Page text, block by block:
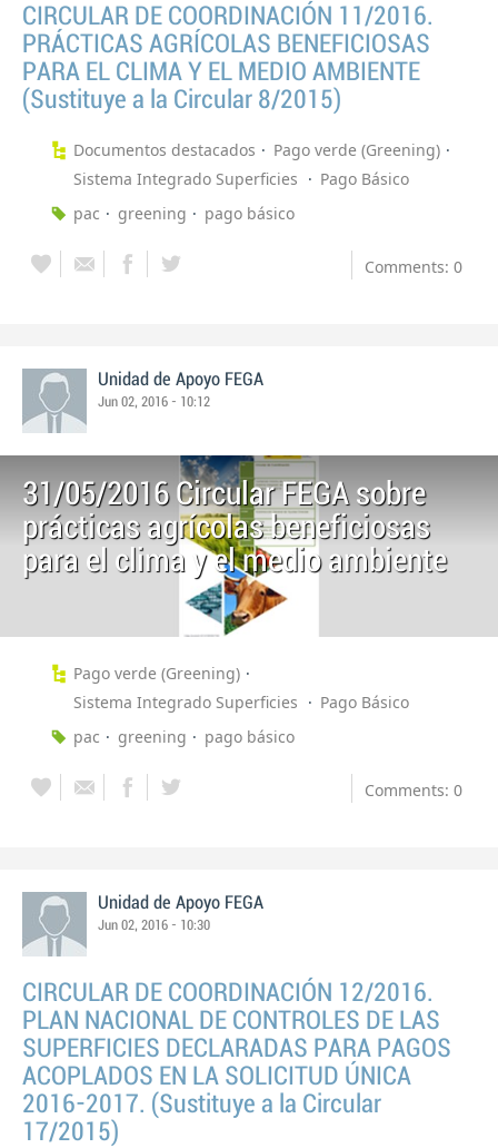
CIRCULAR DE COORDINACIÓN 11/2016.
PRÁCTICAS AGRÍCOLAS BENEFICIOSAS
PARA EL CLIMA Y EL MEDIO AMBIENTE
(Sustituye a la Circular 8/2015)
Documentos destacados
Pago verde (Greening)
Sistema Integrado Superficies
Pago Básico
pac
greening pago básico
Comments: 0
Unidad de Apoyo FEGA
Jun 02, 2016 - 10:12
31/05/2016 Circular FEGA sobre
prácticas agrícolas beneficiosas
para el clima y el medio ambiente
Pago verde (Greening)
Sistema Integrado Superficies
Pago Básico
pac
greening pago básico
Comments: 0
Unidad de Apoyo FEGA
Jun 02, 2016 - 10:30
CIRCULAR DE COORDINACIÓN 12/2016.
PLAN NACIONAL DE CONTROLES DE LAS
SUPERFICIES DECLARADAS PARA PAGOS
ACOPLADOS EN LA SOLICITUD ÚNICA
2016-2017. (Sustituye a la Circular
17/2015)